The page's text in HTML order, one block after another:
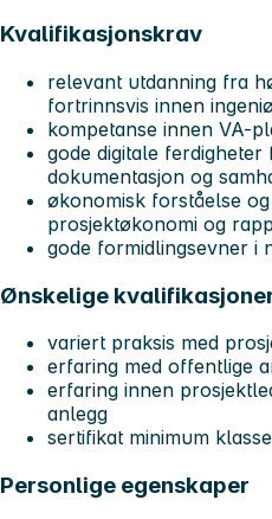
Kvalifikasjonskrav
relevant utdanning fra
fortrinnsvis innen
kompetanse innen VA-
gode digitale
dokumentasjon og
økonomisk forståelse
prosjektøkonomi og
gode formidlingsevner i
Ønskelige
variert praksis med
erfaring med offentlige
erfaring innen
anlegg
sertifikat minimum
Personlige egenskaper